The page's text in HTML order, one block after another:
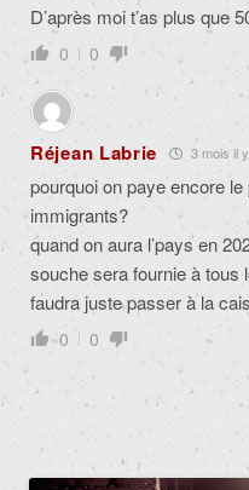
D’après moi t’as plus que
0 0
Réjean Labrie 3 mois il
pourquoi on paye encore
immigrants?
quand on aura l’pays en
souche sera fournie à
faudra juste passer à la
0 0